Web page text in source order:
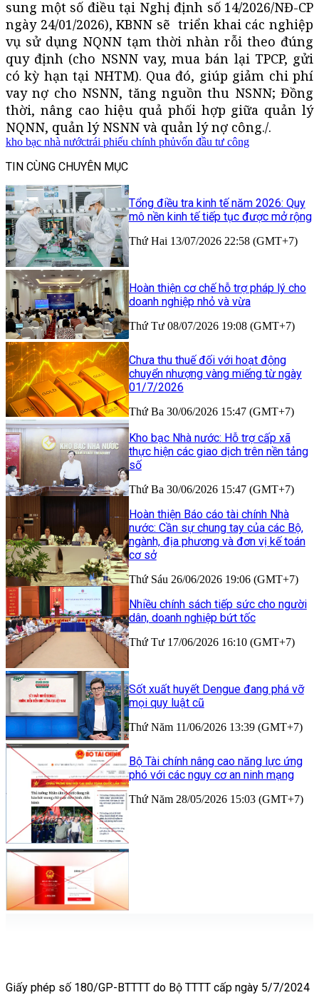
sung một số điều tại Nghị định số 14/2026/NĐ-CP
ngày 24/01/2026), KBNN sẽ triển khaicác nghiệp
vụ sử dụng NQNN tạm thời nhàn rỗi theo đúng
quy định (cho NSNN vay, mua bán lại TPCP, gửi
có kỳ hạn tại NHTM). Qua đó, giúp giảm chi phí
vay nợ cho NSNN, tăng nguồn thu NSNN; Đồng
thời, nâng cao hiệu quả phối hợp giữa quản lý
NQNN, quản lý NSNN và quản lý nợ công./.
kho bạc nhà nướctrái phiếu chính phủvốn đầu tư công
TIN CÙNG CHUYÊN MỤC
Tổng điều tra kinh tế năm 2026: Quy
mô nền kinh tế tiếp tục được mở rộng
Thứ Hai 13/07/2026 22:58 (GMT+7)
Hoàn thiện cơ chế hỗ trợ pháp lý cho
doanh nghiệp nhỏ và vừa
Thứ Tư 08/07/2026 19:08 (GMT+7)
Chưa thu thuế đối với hoạt động
chuyển nhượng vàng miếng từ ngày
01/7/2026
Thứ Ba 30/06/2026 15:47 (GMT+7)
Kho bạc Nhà nước: Hỗ trợ cấp xã
thực hiện các giao dịch trên nền tảng
số
Thứ Ba 30/06/2026 15:47 (GMT+7)
Hoàn thiện Báo cáo tài chính Nhà
nước: Cần sự chung tay của các Bộ,
ngành, địa phương và đơn vị kế toán
cơ sở
Thứ Sáu 26/06/2026 19:06 (GMT+7)
Nhiều chính sách tiếp sức cho người
dân, doanh nghiệp bứt tốc
Thứ Tư 17/06/2026 16:10 (GMT+7)
Sốt xuất huyết Dengue đang phá vỡ
mọi quy luật cũ
Thứ Năm 11/06/2026 13:39 (GMT+7)
Bộ Tài chính nâng cao năng lực ứng
phó với các nguy cơ an ninh mạng
Thứ Năm 28/05/2026 15:03 (GMT+7)
Giấy phép số 180/GP-BTTTT do Bộ TTTT cấp ngày 5/7/2024